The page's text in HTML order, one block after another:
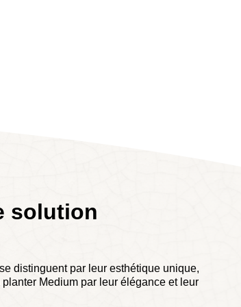
solution
distinguent par leur esthétique unique,
Medium par leur élégance et leur